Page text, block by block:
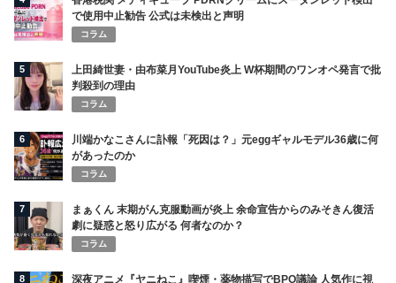
で使用中止勧告 公式は未検出と声明
コラム
5
上田綺世妻・由布菜月YouTube炎上 W杯期間のワンオペ発言で批
判殺到の理由
コラム
6
川端かなこさんに訃報「死因は？」元eggギャルモデル36歳に何
があったのか
コラム
7
まぁくん 末期がん克服動画が炎上 余命宣告からのみそきん復活
劇に疑惑と怒り広がる 何者なのか？
コラム
8
深夜アニメ『ヤニねこ』喫煙・薬物描写でBPO議論 人気作に視